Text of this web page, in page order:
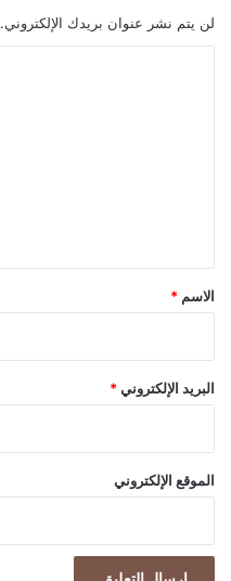
ةلن يتم نشر عنوان بريدك الإلكتروني.
*
الاسم *
البريد الإلكتروني *
الموقع الإلكتروني